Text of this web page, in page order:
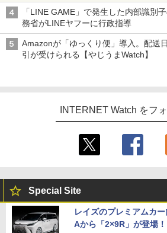
「LINE GAME」で発生した内部識別
務省がLINEヤフーに行政指導
Amazonが「ゆっくり便」導入。配送
引が受けられる【やじうまWatch】
INTERNET Watch をフ
Special Site
レイズのプレミアムカ
Aから「2×9R」が登場！